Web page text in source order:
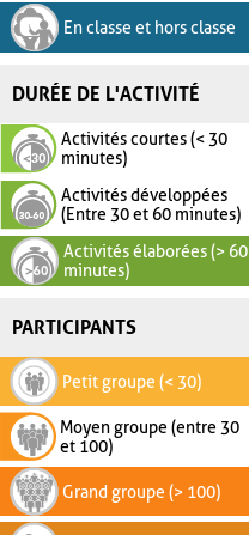
En classe et hors classe
DURÉE DE L'ACTIVITÉ
Activités courtes (< 30
minutes)
Activités développées
(Entre 30 et 60 minutes)
Activités élaborées (> 60
minutes)
PARTICIPANTS
Petit groupe (< 30)
Moyen groupe (entre 30
et 100)
Grand groupe (> 100)